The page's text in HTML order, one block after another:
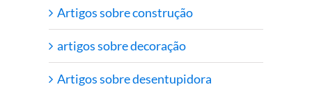
Artigos sobre construção
artigos sobre decoração
Artigos sobre desentupidora